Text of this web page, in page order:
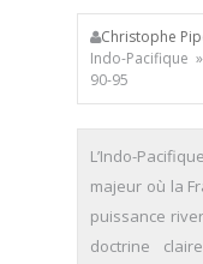
Christophe
Indo-Pacifique »
90-95
L’Indo-
majeur où la
puissance
doctrine